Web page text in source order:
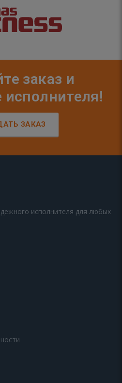
заказ и
исполнителя!
ЗАКАЗ
исполнителя для любых